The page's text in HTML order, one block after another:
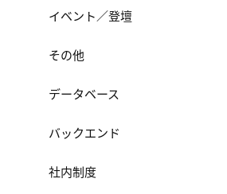
イベント／登壇
その他
データベース
バックエンド
社内制度